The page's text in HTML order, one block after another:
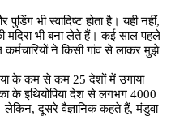
भी स्वादिष्ट होता है। यही नहीं,
मदिरा भी बना लेते हैं। कई साल पहले
ने किसी गांव से लाकर मुझे
के कम से कम 25 देशों में उगाया
के इथियोपिया देश से लगभग 4000
लेकिन, दूसरे वैज्ञानिक कहते हैं, मंडुवा